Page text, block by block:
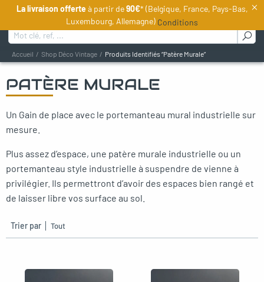
FR
Rechercher :
Accueil Shop Déco Vintage Produits Identifiés “patère Murale”
PATÈRE MURALE
Un Gain de place avec le portemanteau mural industrielle sur
mesure.
Plus assez d’espace, une patère murale industrielle ou un
portemanteau style industrielle à suspendre de vienne à
privilégier. Ils permettront d’avoir des espaces bien rangé et
de laisser libre vos surface au sol.
Trier par
menu
menu
menu
menu
La livraison offerte à partir de90€* (Belgique, France, Pays-Bas,
Luxembourg, Allemagne) Conditions
×